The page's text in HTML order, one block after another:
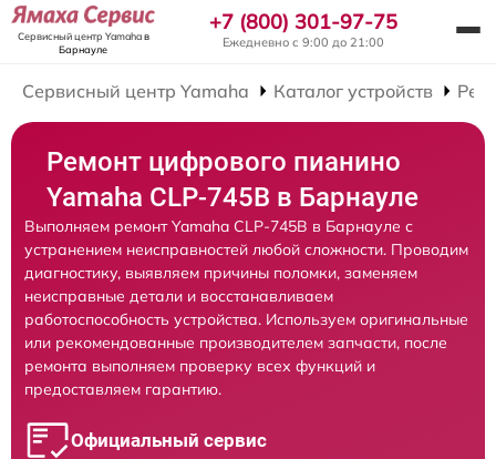
Сервисный центр Yamahaв
Барнауле
+7 (800) 301-97-75
Ежедневно с 9:00 до 21:00
Сервисный центр Yamaha Каталог устройств
Ремонт цифрового пианино
Yamaha CLP-745B в Барнауле
Выполняем ремонт Yamaha CLP-745B в Барнауле с
устранением неисправностей любой сложности. Проводим
диагностику, выявляем причины поломки, заменяем
неисправные детали и восстанавливаем
работоспособность устройства. Используем оригинальные
или рекомендованные производителем запчасти, после
ремонта выполняем проверку всех функций и
предоставляем гарантию.
Официальный сервис